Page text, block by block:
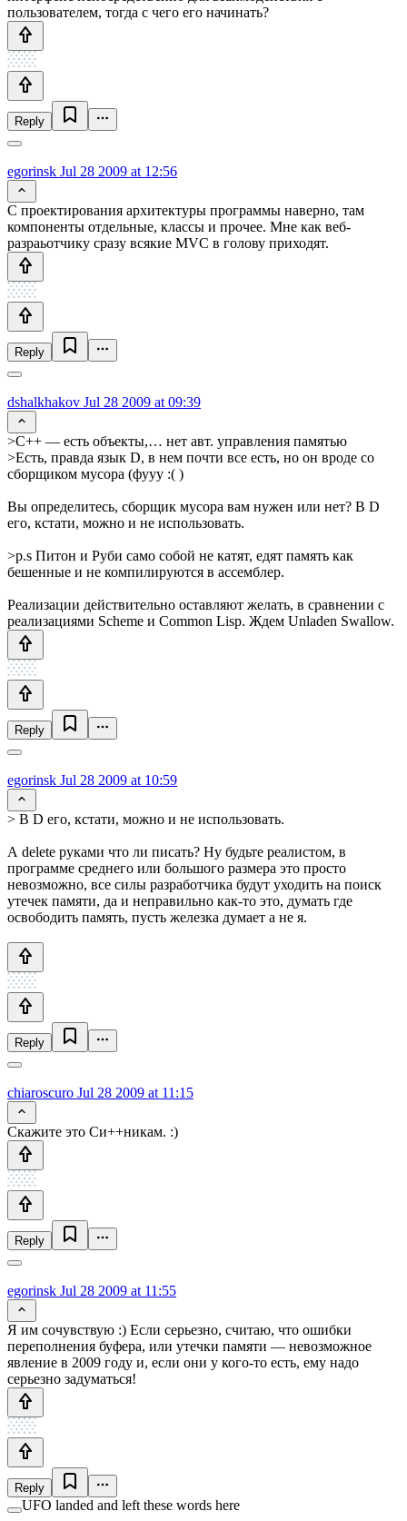
пользователем, тогда с чего его начинать?
Reply
egorinsk Jul 28 2009 at 12:56
С проектирования архитектуры программы наверно, там
компоненты отдельные, классы и прочее. Мне как веб-
разраьотчику сразу всякие MVC в голову приходят.
Reply
dshalkhakov Jul 28 2009 at 09:39
>C++ — есть объекты,… нет авт. управления памятью
>Есть, правда язык D, в нем почти все есть, но он вроде со
сборщиком мусора (фууу :( )
Вы определитесь, сборщик мусора вам нужен или нет? В D
его, кстати, можно и не использовать.
>p.s Питон и Руби само собой не катят, едят память как
бешенные и не компилируются в ассемблер.
Реализации действительно оставляют желать, в сравнении с
реализациями Scheme и Common Lisp. Ждем Unladen Swallow.
Reply
egorinsk Jul 28 2009 at 10:59
> В D его, кстати, можно и не использовать.
А delete руками что ли писать? Ну будьте реалистом, в
программе среднего или большого размера это просто
невозможно, все силы разработчика будут уходить на поиск
утечек памяти, да и неправильно как-то это, думать где
освободить память, пусть железка думает а не я.
Reply
chiaroscuro Jul 28 2009 at 11:15
Скажите это Си++никам. :)
Reply
egorinsk Jul 28 2009 at 11:55
Я им сочувствую :) Если серьезно, считаю, что ошибки
переполнения буфера, или утечки памяти — невозможное
явление в 2009 году и, если они у кого-то есть, ему надо
серьезно задуматься!
Reply
UFO landed and left these words here